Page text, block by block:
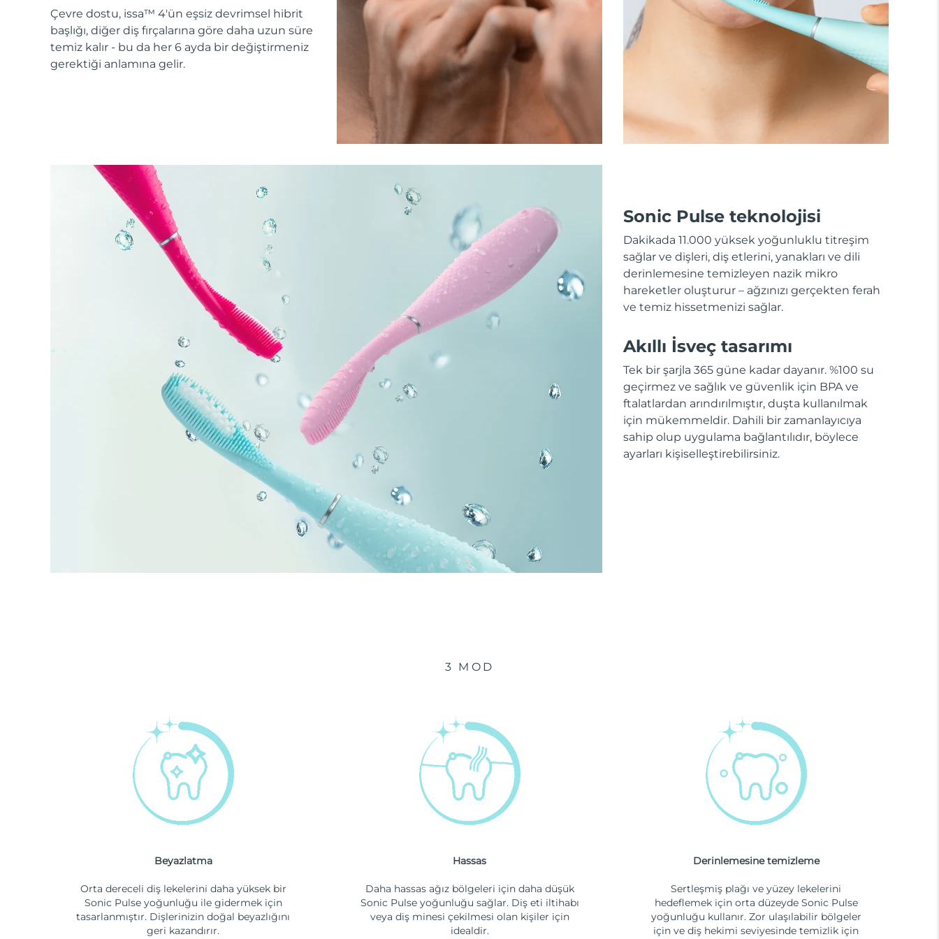
Çevre dostu, issa™ 4'ün eşsiz devrimsel hibrit
başlığı, diğer diş fırçalarına göre daha uzun süre
temiz kalır - bu da her 6 ayda bir değiştirmeniz
gerektiği anlamına gelir.
Sonic Pulse teknolojisi
Dakikada 11.000 yüksek yoğunluklu titreşim
sağlar ve dişleri, diş etlerini, yanakları ve dili
derinlemesine temizleyen nazik mikro
hareketler oluşturur – ağzınızı gerçekten ferah
ve temiz hissetmenizi sağlar.
Akıllı İsveç tasarımı
Tek bir şarjla 365 güne kadar dayanır. %100 su
geçirmez ve sağlık ve güvenlik için BPA ve
ftalatlardan arındırılmıştır, duşta kullanılmak
için mükemmeldir. Dahili bir zamanlayıcıya
sahip olup uygulama bağlantılıdır, böylece
ayarları kişiselleştirebilirsiniz.
3 MOD
Beyazlatma
Orta dereceli diş lekelerini daha yüksek bir
Sonic Pulse yoğunluğu ile gidermek için
tasarlanmıştır. Dişlerinizin doğal beyazlığını
geri kazandırır.
Hassas
Daha hassas ağız bölgeleri için daha düşük
Sonic Pulse yoğunluğu sağlar. Diş eti iltihabı
veya diş minesi çekilmesi olan kişiler için
idealdir.
Derinlemesine temizleme
Sertleşmiş plağı ve yüzey lekelerini
hedeflemek için orta düzeyde Sonic Pulse
yoğunluğu kullanır. Zor ulaşılabilir bölgeler
için ve diş hekimi seviyesinde temizlik için
Advanced pore care essentials
Serum
For healthy hair
issa™ Teeth Whitening Gel
18% PAP
Kozmetik ürünleri Erkekler